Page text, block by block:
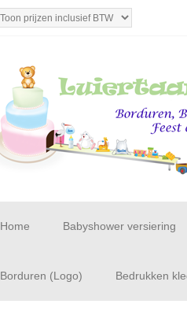
Home Babyshower versiering
Borduren (Logo) Bedrukken